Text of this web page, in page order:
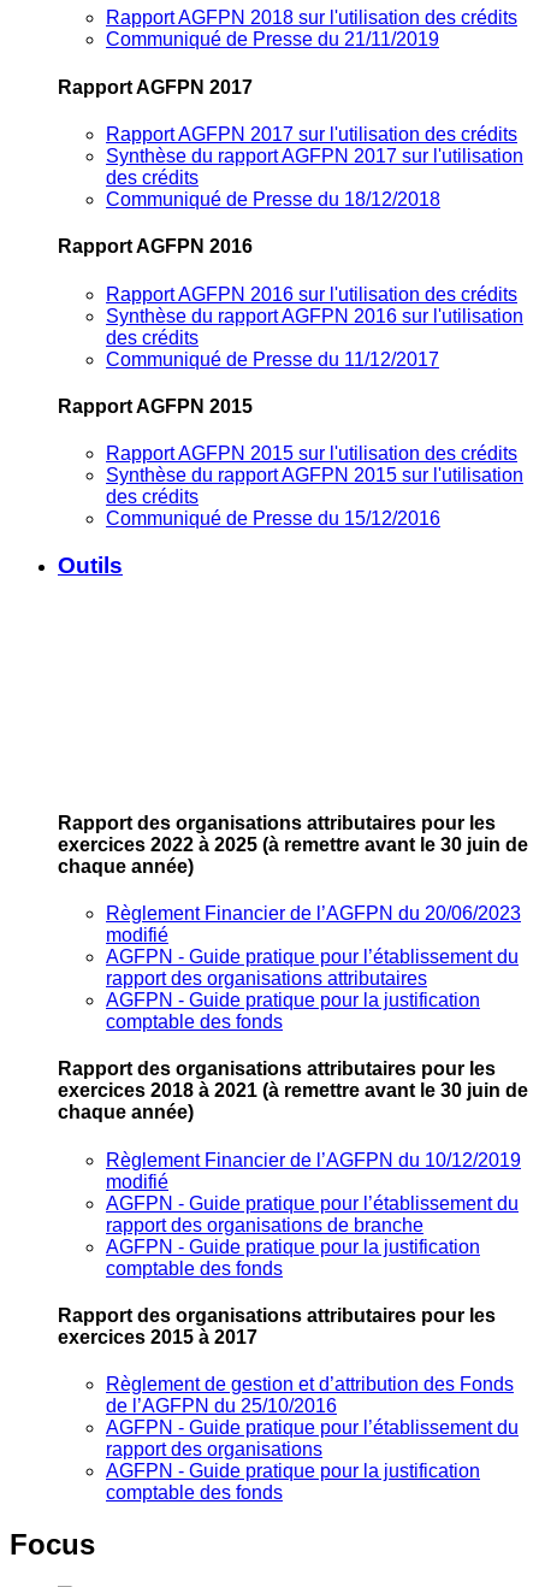
Rapport AGFPN 2018 sur l'utilisation des crédits
Communiqué de Presse du 21/11/2019
Rapport AGFPN 2017
Rapport AGFPN 2017 sur l'utilisation des crédits
Synthèse du rapport AGFPN 2017 sur l'utilisation
des crédits
Communiqué de Presse du 18/12/2018
Rapport AGFPN 2016
Rapport AGFPN 2016 sur l'utilisation des crédits
Synthèse du rapport AGFPN 2016 sur l'utilisation
des crédits
Communiqué de Presse du 11/12/2017
Rapport AGFPN 2015
Rapport AGFPN 2015 sur l'utilisation des crédits
Synthèse du rapport AGFPN 2015 sur l'utilisation
des crédits
Communiqué de Presse du 15/12/2016
Outils
Rapport des organisations attributaires pour les
exercices 2022 à 2025 (à remettre avant le 30 juin de
chaque année)
Règlement Financier de l’AGFPN du 20/06/2023
modifié
AGFPN ‐ Guide pratique pour l’établissement du
rapport des organisations attributaires
AGFPN ‐ Guide pratique pour la justification
comptable des fonds
Rapport des organisations attributaires pour les
exercices 2018 à 2021 (à remettre avant le 30 juin de
chaque année)
Règlement Financier de l’AGFPN du 10/12/2019
modifié
AGFPN ‐ Guide pratique pour l’établissement du
rapport des organisations de branche
AGFPN ‐ Guide pratique pour la justification
comptable des fonds
Rapport des organisations attributaires pour les
exercices 2015 à 2017
Règlement de gestion et d’attribution des Fonds
de l’AGFPN du 25/10/2016
AGFPN ‐ Guide pratique pour l’établissement du
rapport des organisations
AGFPN ‐ Guide pratique pour la justification
comptable des fonds
Focus